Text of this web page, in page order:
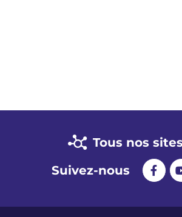
Tous nos sites
Suivez-nous